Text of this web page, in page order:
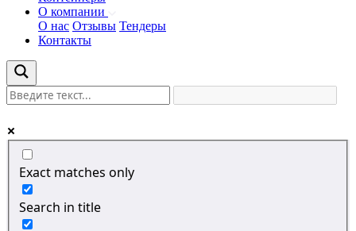
О компании
О нас Отзывы Тендеры
Контакты
Exact matches only
Search in title